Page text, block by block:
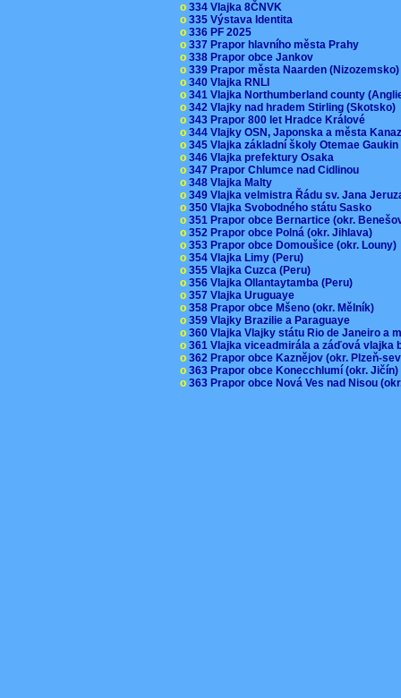
o 334 Vlajka 8ČNVK
o 335 Výstava Identita
o 336 PF 2025
o 337 Prapor hlavního města Prahy
o 338 Prapor obce Jankov
o 339 Prapor města Naarden
o 340 Vlajka RNLI
o 341 Vlajka Northumberland county
o 342 Vlajky nad hradem Stirling (Skotsko)
o 343 Prapor 800 let Hradce Králové
o 344 Vlajky OSN, Japonska a města
o 345 Vlajka základní školy Otemae
o 346 Vlajka prefektury Osaka
o 347 Prapor Chlumce nad Cidlinou
o 348 Vlajka Malty
o 349 Vlajka velmistra Řádu sv. Jana
o 350 Vlajka Svobodného státu Sasko
o 351 Prapor obce Bernartice (okr.
o 352 Prapor obce Polná (okr. Jihlava)
o 353 Prapor obce Domoušice (okr. Louny)
o 354 Vlajka Limy (Peru)
o 355 Vlajka Cuzca (Peru)
o 356 Vlajka Ollantaytamba (Peru)
o 357 Vlajka Uruguaye
o 358 Prapor obce Mšeno (okr. Mělník)
o 359 Vlajky Brazilie a Paraguaye
o 360 Vlajka Vlajky státu Rio de Janeiro a
o 361 Vlajka viceadmirála a záďová
o 362 Prapor obce Kaznějov (okr. Plzeň-
o 363 Prapor obce Konecchlumí (okr.
o 363 Prapor obce Nová Ves nad Nisou